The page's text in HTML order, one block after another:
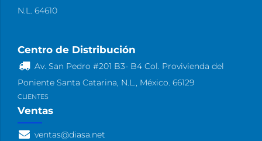
N.L. 64610
Centro de Distribución
Av. San Pedro #201 B3- B4 Col. Provivienda del
Poniente Santa Catarina, N.L., México. 66129
CLIENTES
Ventas
ventas@diasa.net